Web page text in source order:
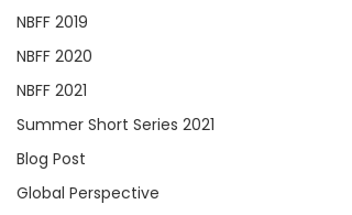
NBFF 2019
NBFF 2020
NBFF 2021
Summer Short Series 2021
Blog Post
Global Perspective